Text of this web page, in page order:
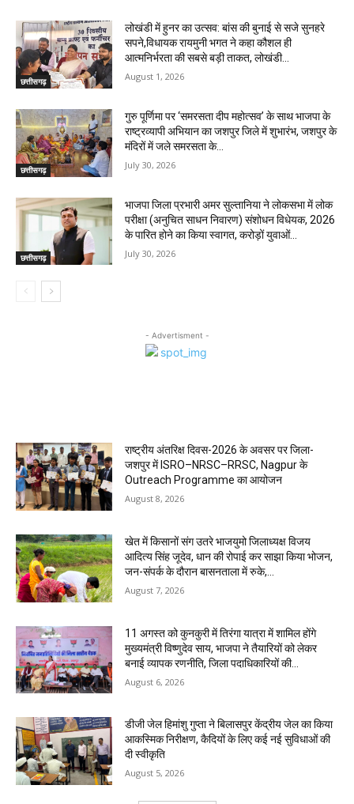
छत्तीसगढ़
लोखंडी में हुनर का उत्सव: बांस की बुनाई से सजे सुनहरे
सपने,विधायक रायमुनी भगत ने कहा कौशल ही
आत्मनिर्भरता की सबसे बड़ी ताकत, लोखंडी...
August 1, 2026
छत्तीसगढ़
गुरु पूर्णिमा पर ‘समरसता दीप महोत्सव’ के साथ भाजपा के
राष्ट्रव्यापी अभियान का जशपुर जिले में शुभारंभ, जशपुर के
मंदिरों में जले समरसता के...
July 30, 2026
छत्तीसगढ़
भाजपा जिला प्रभारी अमर सुल्तानिया ने लोकसभा में लोक
परीक्षा (अनुचित साधन निवारण) संशोधन विधेयक, 2026
के पारित होने का किया स्वागत, करोड़ों युवाओं...
July 30, 2026
- Advertisment -
राष्ट्रीय अंतरिक्ष दिवस-2026 के अवसर पर जिला-
जशपुर में ISRO–NRSC–RRSC, Nagpur के
Outreach Programme का आयोजन
August 8, 2026
खेत में किसानों संग उतरे भाजयुमो जिलाध्यक्ष विजय
आदित्य सिंह जूदेव, धान की रोपाई कर साझा किया भोजन,
जन-संपर्क के दौरान बासनताला में रुके,...
August 7, 2026
11 अगस्त को कुनकुरी में तिरंगा यात्रा में शामिल होंगे
मुख्यमंत्री विष्णुदेव साय, भाजपा ने तैयारियों को लेकर
बनाई व्यापक रणनीति, जिला पदाधिकारियों की...
August 6, 2026
डीजी जेल हिमांशु गुप्ता ने बिलासपुर केंद्रीय जेल का किया
आकस्मिक निरीक्षण, कैदियों के लिए कई नई सुविधाओं की
दी स्वीकृति
August 5, 2026